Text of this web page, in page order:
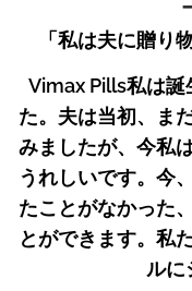
「私は夫に贈り
Vimax Pills私は誕
た。夫は当初、ま
みましたが、今私
うれしいです。今
たことがなかった
とができます。私
ルに